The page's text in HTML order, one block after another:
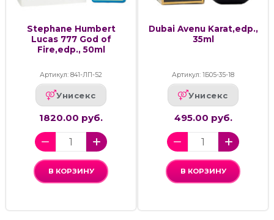
Stephane Humbert
Lucas 777 God of
Fire,edp., 50ml
Артикул: 841-ЛП-52
Унисекс
1820.00 руб.
В КОРЗИНУ
Dubai Avenu Karat,edp.,
35ml
Артикул: 1Б05-35-18
Унисекс
495.00 руб.
В КОРЗИНУ